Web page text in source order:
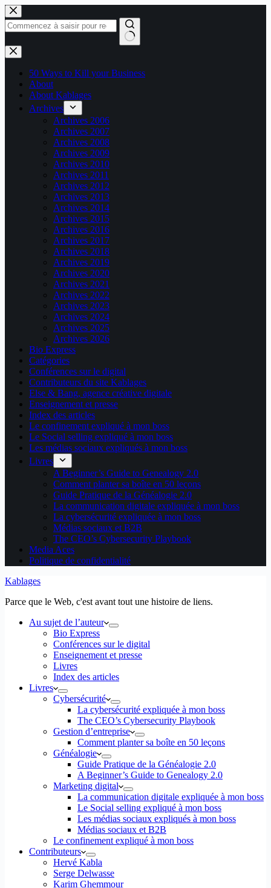
Passer
au
contenu
Aucun
résultat
50 Ways to Kill your Business
About
About Kablages
Archives
Archives 2006
Archives 2007
Archives 2008
Archives 2009
Archives 2010
Archives 2011
Archives 2012
Archives 2013
Archives 2014
Archives 2015
Archives 2016
Archives 2017
Archives 2018
Archives 2019
Archives 2020
Archives 2021
Archives 2022
Archives 2023
Archives 2024
Archives 2025
Archives 2026
Bio Express
Catégories
Conférences sur le digital
Contributeurs du site Kablages
Else & Bang, agence créative digitale
Enseignement et presse
Index des articles
Le confinement expliqué à mon boss
Le Social selling expliqué à mon boss
Les médias sociaux expliqués à mon boss
Livres
A Beginner’s Guide to Genealogy 2.0
Comment planter sa boîte en 50 leçons
Guide Pratique de la Généalogie 2.0
La communication digitale expliquée à mon boss
La cybersécurité expliquée à mon boss
Médias sociaux et B2B
The CEO’s Cybersecurity Playbook
Media Aces
Politique de confidentialité
Kablages
Parce que le Web, c'est avant tout une histoire de liens.
Au sujet de l’auteur
Bio Express
Conférences sur le digital
Enseignement et presse
Livres
Index des articles
Livres
Cybersécurité
La cybersécurité expliquée à mon boss
The CEO’s Cybersecurity Playbook
Gestion d’entreprise
Comment planter sa boîte en 50 leçons
Généalogie
Guide Pratique de la Généalogie 2.0
A Beginner’s Guide to Genealogy 2.0
Marketing digital
La communication digitale expliquée à mon boss
Le Social selling expliqué à mon boss
Les médias sociaux expliqués à mon boss
Médias sociaux et B2B
Le confinement expliqué à mon boss
Contributeurs
Hervé Kabla
Serge Delwasse
Karim Ghemmour